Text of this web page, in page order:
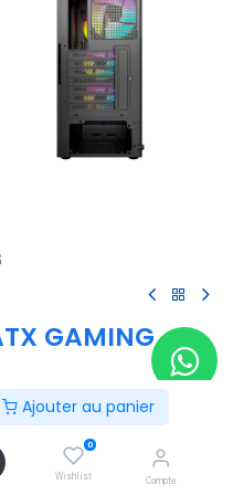
Ajouter au panier
0
Wishlist Compte
GAMING
au panier